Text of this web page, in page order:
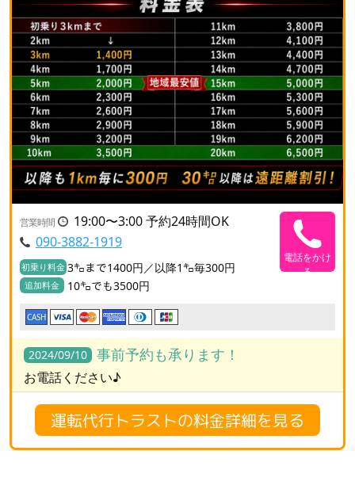
営業時間
19:00〜3:00 予約24時間OK
090-3882-1919
初乗り料金 3㌔まで1400円／以降1㌔毎300円
追加料金 10㌔でも3500円
電話をかけ
る
CASH
2024/09/10 事前予約も承ります！
お電話ください♪
運転代行トラストの料金詳細を見る